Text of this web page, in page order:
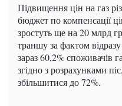
Підвищення цін на газ
бюджет по компенсації
зростуть ще на 20 млрд
траншу за фактом
зараз 60,2% споживачів
згідно з розрахунками
збільшитися до 72%.